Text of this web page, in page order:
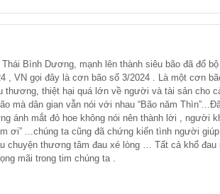
Bình Dương, mạnh lên thành siêu bão đã đổ
, VN gọi đây là cơn bão số 3/2024 . Là một cơn
thương, thiệt hại quá lớn về người và tài sản cho
mà dân gian vẫn nói với nhau “Bão năm
ánh mắt đỏ hoe không nói nên thành lời , người
ơi” ...chúng ta cũng đã chứng kiến tình người
chuyện thương tâm đau xé lòng … Tất cả khổ đau
mãi trong tim chúng ta .